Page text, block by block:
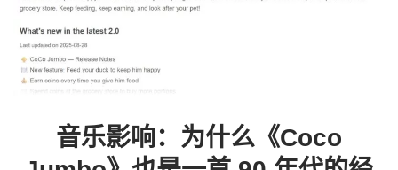
音乐影响：为什么《Coco